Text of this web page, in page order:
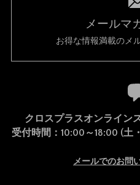
メールマ
お得な情報満載のメ
クロスプラスオンライン
受付時間：10:00～18:00 (土
メールでのお問